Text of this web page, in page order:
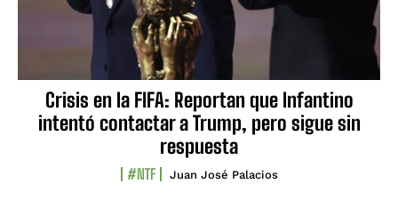
Crisis en la FIFA: Reportan que Infantino
intentó contactar a Trump, pero sigue sin
respuesta
#NTF Juan José Palacios